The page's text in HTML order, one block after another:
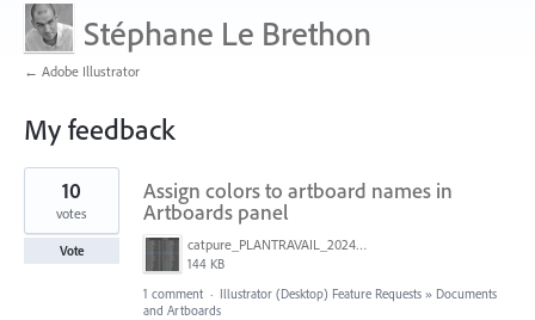
Stéphane Le Brethon
← Adobe Illustrator
My feedback
1
found
Assign colors to artboard names in
Artboards panel
catpure_PLANTRAVAIL_2024-01-16_8h15.jpg
144 KB
10
votes
Vote
1 comment · Illustrator (Desktop) Feature Requests » Documents
and Artboards